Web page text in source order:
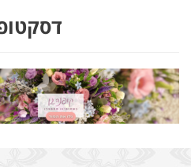
דסקטופ